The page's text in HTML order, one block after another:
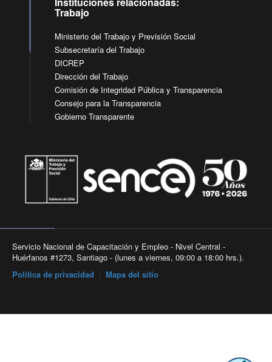
Trabajo
Ministerio del Trabajo y Previsión Social
Subsecretaría del Trabajo
DICREP
Dirección del Trabajo
Comisión de Integridad Pública y Transparencia
Consejo para la Transparencia
Gobierno Transparente
Servicio Nacional de Capacitación y Empleo - Nivel Central -
Huérfanos #1273, Santiago - (lunes a viernes, 09:00 a 18:00 hrs.).
Política de privacidad
Mapa del sitio